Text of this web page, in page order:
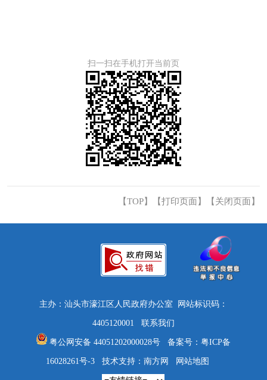
扫一扫在手机打开当前页
【TOP】 【打印页面 】【 关闭页面 】
主办：汕头市濠江区人民政府办公室 网站标识码：
4405120001 联系我们
粤公网安备 44051202000028号备案号： 粤ICP备
16028261号-3技术支持：南方网 网站地图